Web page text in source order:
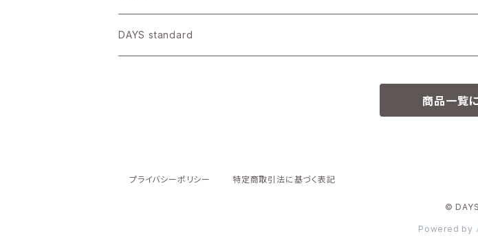
リネン天竺
Other
DAYS standard
商品一覧
プライバシーポリシー 特定商取引法に基づく表記
© DAYS
Powered by